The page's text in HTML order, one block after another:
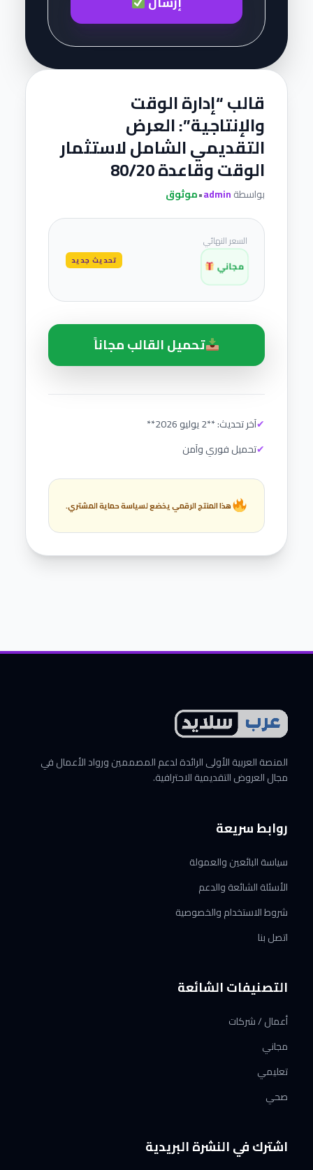
قالب “إدارة الوقت
والإنتاجية”: العرض
التقديمي الشامل لاستثمار
الوقت وقاعدة 80/20
بواسطةadmin
•موثوق
السعر النهائي
مجاني تحديث جديد
تحميل القالب مجاناً
✔آخر تحديث: **2 يوليو 2026**
✔تحميل فوري وآمن
هذا المنتج الرقمي يخضع لسياسة حماية المشتري.
المنصة العربية الأولى الرائدة لدعم المصممين ورواد الأعمال في
مجال العروض التقديمية الاحترافية.
روابط سريعة
سياسة البائعين والعمولة
الأسئلة الشائعة والدعم
شروط الاستخدام والخصوصية
اتصل بنا
التصنيفات الشائعة
أعمال / شركات
مجاني
تعليمي
صحي
اشترك في النشرة البريدية